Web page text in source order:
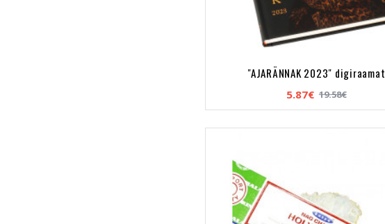
"AJARÄNNAK 2023" digiraamat
5.87€ 19.58€